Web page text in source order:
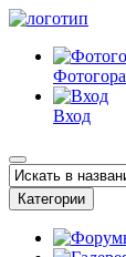
Фотогора
Вход
Категории